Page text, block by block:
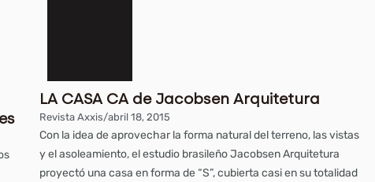
LA CASA CA de Jacobsen Arquitetura
Revista Axxis/abril 18, 2015
Con la idea de aprovechar la forma natural del terreno, las vistas
y el asoleamiento, el estudio brasileño Jacobsen Arquitetura
proyectó una casa en forma de “S”, cubierta casi en su totalidad